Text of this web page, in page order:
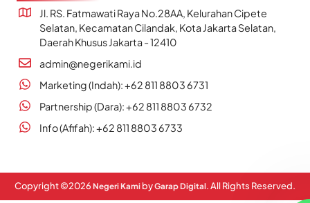
Jl. RS. Fatmawati Raya No.28AA, Kelurahan Cipete
Selatan, Kecamatan Cilandak, Kota Jakarta Selatan,
Daerah Khusus Jakarta - 12410
admin@negerikami.id
Marketing (Indah): +62 811 8803 6731
Partnership (Dara): +62 811 8803 6732
Info (Afifah): +62 811 8803 6733
Copyright ©2026 Negeri Kami byGarap Digital. All Rights Reserved.